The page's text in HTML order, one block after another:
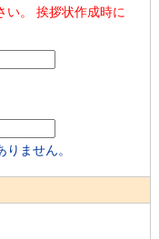
い。 挨拶状作成時に
ません。